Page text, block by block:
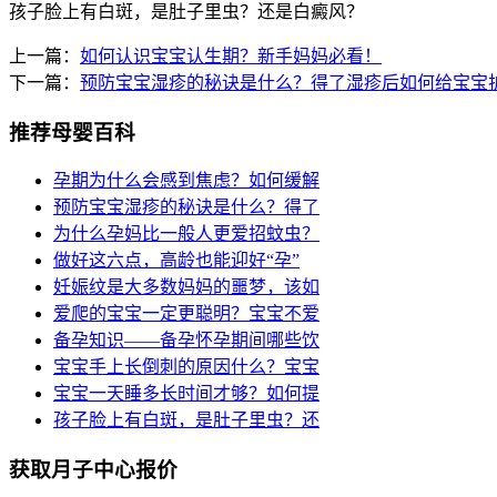
孩子脸上有白斑，是肚子里虫？还是白癜风？
上一篇： 如何认识宝宝认生期？新手妈妈必看！
下一篇： 预防宝宝湿疹的秘诀是什么？得了湿疹后如何给宝宝
推荐母婴百科
孕期为什么会感到焦虑？如何缓解
预防宝宝湿疹的秘诀是什么？得了
为什么孕妈比一般人更爱招蚊虫？
做好这六点，高龄也能迎好“孕”
妊娠纹是大多数妈妈的噩梦，该如
爱爬的宝宝一定更聪明？宝宝不爱
备孕知识——备孕怀孕期间哪些饮
宝宝手上长倒刺的原因什么？宝宝
宝宝一天睡多长时间才够？如何提
孩子脸上有白斑，是肚子里虫？还
获取月子中心报价